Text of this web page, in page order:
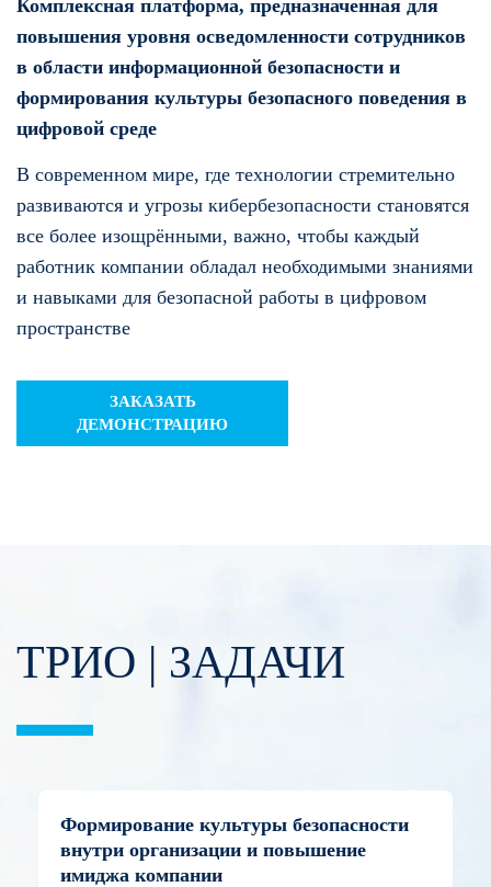
Комплексная платформа, предназначенная для
повышения уровня осведомленности сотрудников
в области информационной безопасности и
формирования культуры безопасного поведения в
цифровой среде
В современном мире, где технологии стремительно
развиваются и угрозы кибербезопасности становятся
все более изощрёнными, важно, чтобы каждый
работник компании обладал необходимыми знаниями
и навыками для безопасной работы в цифровом
пространстве
ЗАКАЗАТЬ
ДЕМОНСТРАЦИЮ
ТРИО | ЗАДАЧИ
Формирование культуры безопасности
внутри организации и повышение
имиджа компании